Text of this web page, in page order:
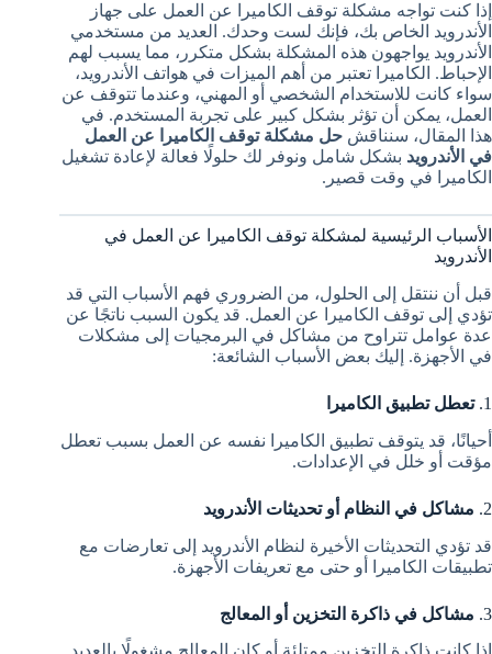
إذا كنت تواجه مشكلة توقف الكاميرا عن العمل على جهاز
الأندرويد الخاص بك، فإنك لست وحدك. العديد من مستخدمي
الأندرويد يواجهون هذه المشكلة بشكل متكرر، مما يسبب لهم
الإحباط. الكاميرا تعتبر من أهم الميزات في هواتف الأندرويد،
سواء كانت للاستخدام الشخصي أو المهني، وعندما تتوقف عن
العمل، يمكن أن تؤثر بشكل كبير على تجربة المستخدم. في
هذا المقال، سنناقش حل مشكلة توقف الكاميرا عن العمل
في الأندرويد بشكل شامل ونوفر لك حلولًا فعالة لإعادة تشغيل
الكاميرا في وقت قصير.
الأسباب الرئيسية لمشكلة توقف الكاميرا عن العمل في
الأندرويد
قبل أن ننتقل إلى الحلول، من الضروري فهم الأسباب التي قد
تؤدي إلى توقف الكاميرا عن العمل. قد يكون السبب ناتجًا عن
عدة عوامل تتراوح من مشاكل في البرمجيات إلى مشكلات
في الأجهزة. إليك بعض الأسباب الشائعة:
1. تعطل تطبيق الكاميرا
أحيانًا، قد يتوقف تطبيق الكاميرا نفسه عن العمل بسبب تعطل
مؤقت أو خلل في الإعدادات.
2. مشاكل في النظام أو تحديثات الأندرويد
قد تؤدي التحديثات الأخيرة لنظام الأندرويد إلى تعارضات مع
تطبيقات الكاميرا أو حتى مع تعريفات الأجهزة.
3. مشاكل في ذاكرة التخزين أو المعالج